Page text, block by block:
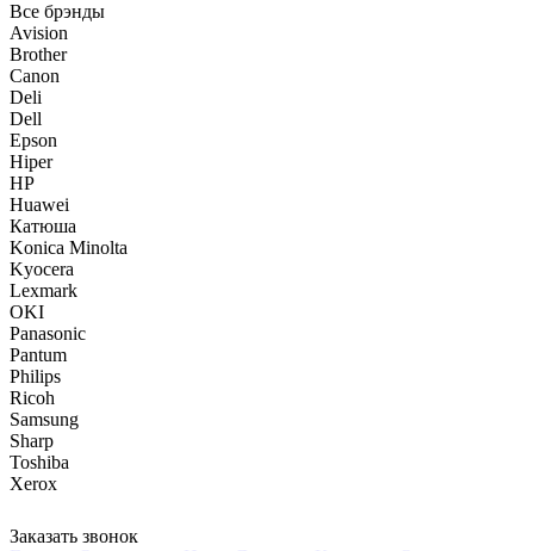
Все брэнды
Avision
Brother
Canon
Deli
Dell
Epson
Hiper
HP
Huawei
Катюша
Konica Minolta
Kyocera
Lexmark
OKI
Panasonic
Pantum
Philips
Ricoh
Samsung
Sharp
Toshiba
Xerox
Заказать звонок